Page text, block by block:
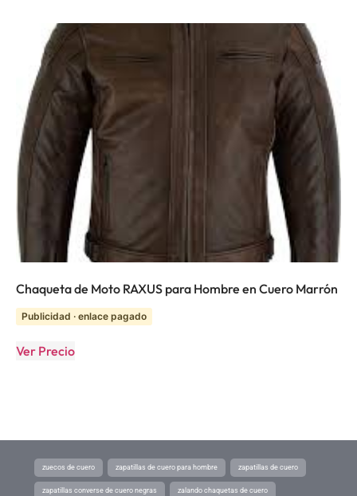
Chaqueta de Moto RAXUS para Hombre en Cuero Marrón
Publicidad · enlace pagado
Ver Precio
zuecos de cuero zapatillas de cuero para hombre zapatillas de cuero
zapatillas converse de cuero negras zalando chaquetas de cuero